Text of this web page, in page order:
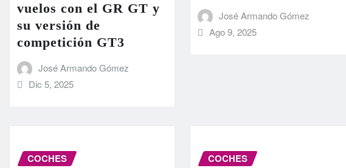
vuelos con el GR GT y
su versión de
competición GT3
José Armando Gómez
Dic 5, 2025
José Armando Gómez
Ago 9, 2025
COCHES COCHES